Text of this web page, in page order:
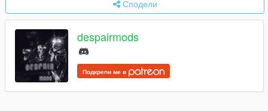
Сподели
despairmods
Подкрепи ме в